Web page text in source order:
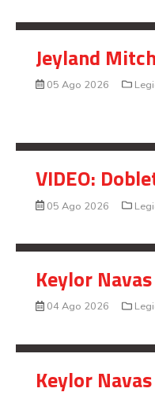
Jeyland
05 Ago 2026
VIDEO:
05 Ago 2026
Keylor
04 Ago 2026
Keylor